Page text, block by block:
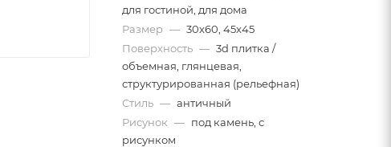
для гостиной, для дома
Размер — 30x60, 45x45
Поверхность — 3d плитка /
объемная, глянцевая,
структурированная (рельефная)
Стиль — античный
Рисунок — под камень, с
рисунком